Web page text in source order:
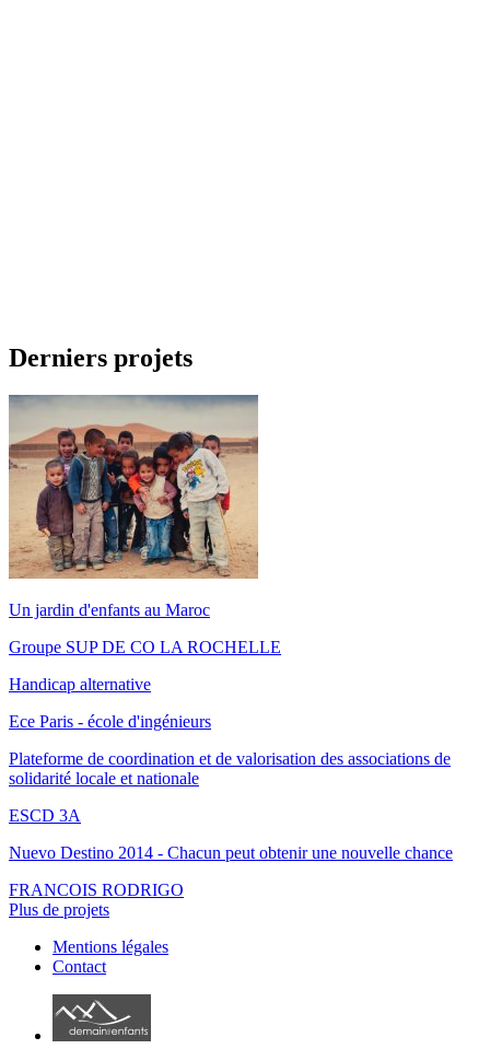
Derniers projets
Un jardin d'enfants au Maroc
Groupe SUP DE CO LA ROCHELLE
Handicap alternative
Ece Paris - école d'ingénieurs
Plateforme de coordination et de valorisation des associations de
solidarité locale et nationale
ESCD 3A
Nuevo Destino 2014 - Chacun peut obtenir une nouvelle chance
FRANCOIS RODRIGO
Plus de projets
Mentions légales
Contact